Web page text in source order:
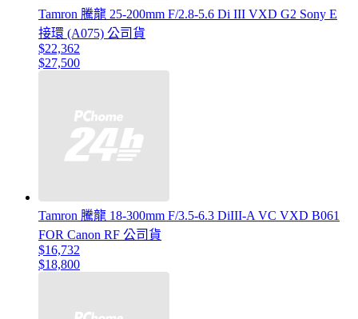
Tamron 騰龍 25-200mm F/2.8-5.6 Di III VXD G2 Sony E
接環 (A075) 公司貨
$22,362
$27,500
Tamron 騰龍 18-300mm F/3.5-6.3 DiIII-A VC VXD B061
FOR Canon RF 公司貨
$16,732
$18,800